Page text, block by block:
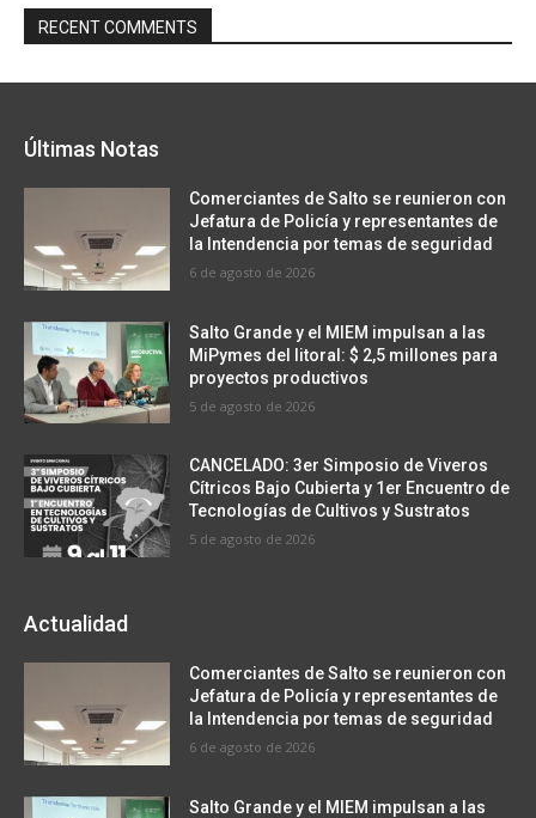
RECENT COMMENTS
Últimas Notas
Comerciantes de Salto se reunieron con
Jefatura de Policía y representantes de
la Intendencia por temas de seguridad
6 de agosto de 2026
Salto Grande y el MIEM impulsan a las
MiPymes del litoral: $ 2,5 millones para
proyectos productivos
5 de agosto de 2026
CANCELADO: 3er Simposio de Viveros
Cítricos Bajo Cubierta y 1er Encuentro de
Tecnologías de Cultivos y Sustratos
5 de agosto de 2026
Actualidad
Comerciantes de Salto se reunieron con
Jefatura de Policía y representantes de
la Intendencia por temas de seguridad
6 de agosto de 2026
Salto Grande y el MIEM impulsan a las